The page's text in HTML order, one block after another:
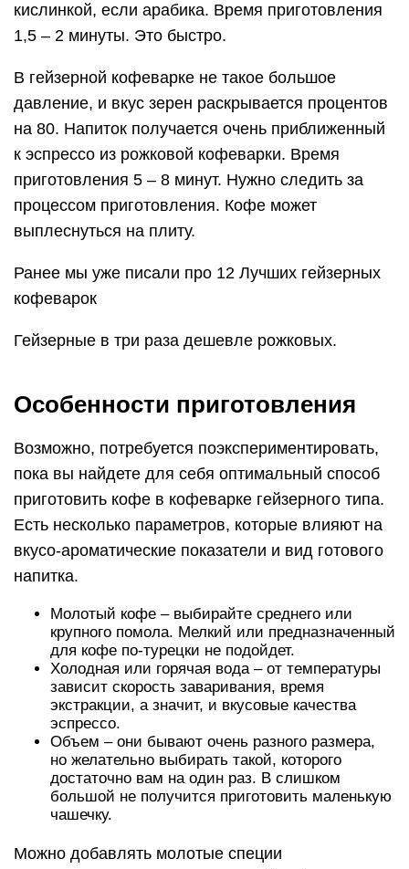
кислинкой, если арабика. Время приготовления
1,5 – 2 минуты. Это быстро.
В гейзерной кофеварке не такое большое
давление, и вкус зерен раскрывается процентов
на 80. Напиток получается очень приближенный
к эспрессо из рожковой кофеварки. Время
приготовления 5 – 8 минут. Нужно следить за
процессом приготовления. Кофе может
выплеснуться на плиту.
Ранее мы уже писали про 12 Лучших гейзерных
кофеварок
Гейзерные в три раза дешевле рожковых.
Особенности приготовления
Возможно, потребуется поэкспериментировать,
пока вы найдете для себя оптимальный способ
приготовить кофе в кофеварке гейзерного типа.
Есть несколько параметров, которые влияют на
вкусо-ароматические показатели и вид готового
напитка.
Молотый кофе – выбирайте среднего или
крупного помола. Мелкий или предназначенный
для кофе по-турецки не подойдет.
Холодная или горячая вода – от температуры
зависит скорость заваривания, время
экстракции, а значит, и вкусовые качества
эспрессо.
Объем – они бывают очень разного размера,
но желательно выбирать такой, которого
достаточно вам на один раз. В слишком
большой не получится приготовить маленькую
чашечку.
Можно добавлять молотые специи